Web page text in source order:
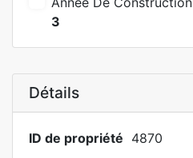
3
Détails
ID de propriété 4870